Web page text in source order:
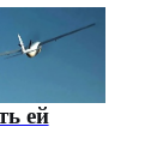
ей